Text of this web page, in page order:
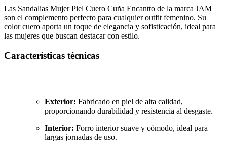
Las Sandalias Mujer Piel Cuero Cuña Encantto de la marca JAM
son el complemento perfecto para cualquier outfit femenino. Su
color cuero aporta un toque de elegancia y sofisticación, ideal para
las mujeres que buscan destacar con estilo.
Características técnicas
Exterior: Fabricado en piel de alta calidad,
proporcionando durabilidad y resistencia al desgaste.
Interior: Forro interior suave y cómodo, ideal para
largas jornadas de uso.